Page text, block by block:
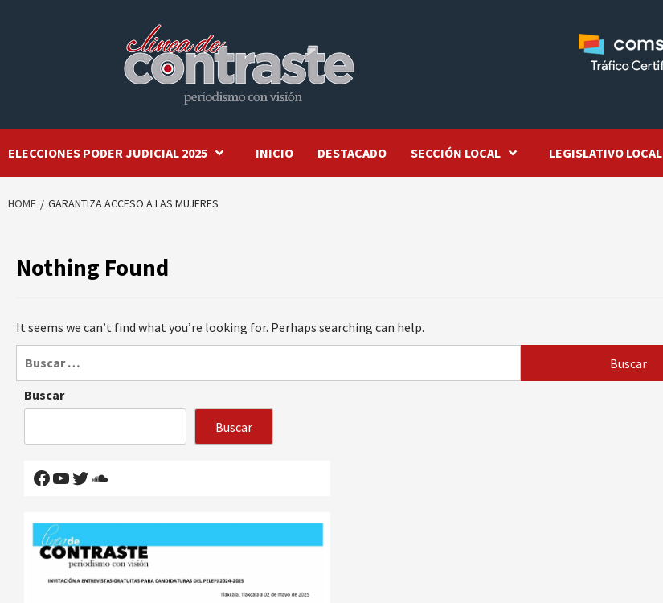
ELECCIONES PODER JUDICIAL 2025 INICIO DESTACADO SECCIÓN LOCAL LEGISLATIVO LOCAL
HOME GARANTIZA ACCESO A LAS MUJERES
Nothing Found
It seems we can’t find what you’re looking for. Perhaps searching can help.
Buscar
Buscar
Facebook
YouTube
Twitter
SoundCloud